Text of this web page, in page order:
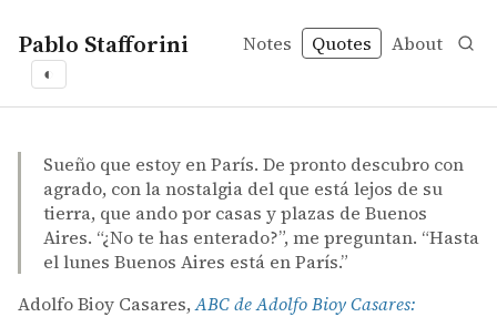
Pablo Stafforini Notes Quotes About
◐
Adolfo Bioy Casares – ABC de Adolfo Bioy Casares:
Adolfo Bioy Casares
ABC de Adolfo Bioy Casares: reflexiones y
bookSueño que estoy en París. De pronto descubro con
agrado, con la nostalgia del que está lejos de su
tierra, que ando por casas y plazas de Buenos
Aires. “¿No te has enterado?”, me preguntan. “Hasta
el lunes Buenos Aires está en París.”
Adolfo Bioy Casares,ABC de Adolfo Bioy Casares: